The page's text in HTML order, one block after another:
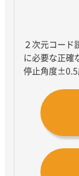
２次元コード
に必要な正確
停止角度±0.5